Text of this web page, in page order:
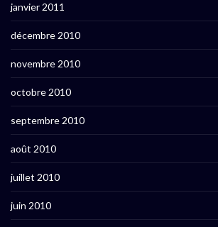
janvier 2011
décembre 2010
novembre 2010
octobre 2010
septembre 2010
août 2010
juillet 2010
juin 2010